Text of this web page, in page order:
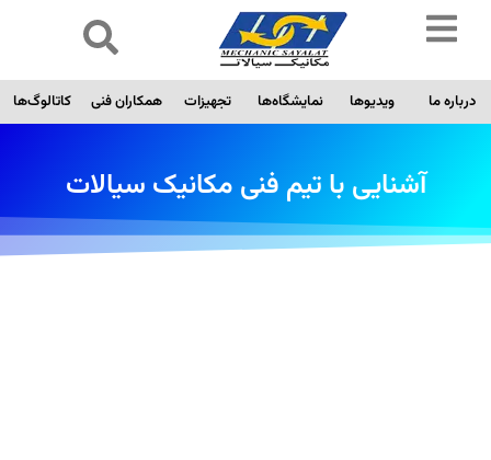
درباره ما ویدیوها نمایشگاه‌ها تجهیزات همکاران فنی کاتالوگ‌ها
آشنایی با تیم فنی مکانیک سیالات